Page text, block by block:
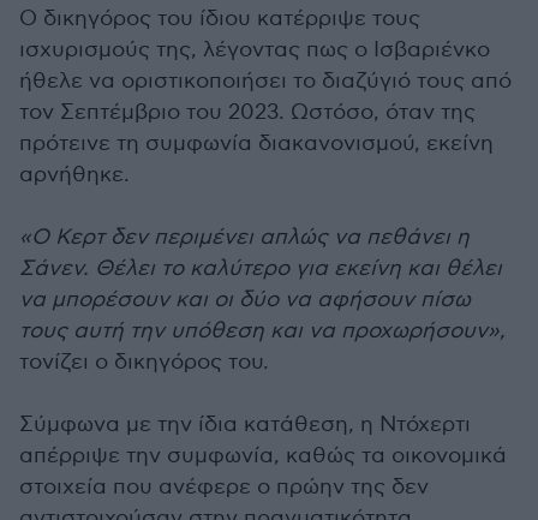
Ο δικηγόρος του ίδιου κατέρριψε τους
ισχυρισμούς της, λέγοντας πως ο Ισβαριένκο
ήθελε να οριστικοποιήσει το διαζύγιό τους από
τον Σεπτέμβριο του 2023. Ωστόσο, όταν της
πρότεινε τη συμφωνία διακανονισμού, εκείνη
αρνήθηκε.
«Ο Κερτ δεν περιμένει απλώς να πεθάνει η
Σάνεν. Θέλει το καλύτερο για εκείνη και θέλει
να μπορέσουν και οι δύο να αφήσουν πίσω
τους αυτή την υπόθεση και να προχωρήσουν»,
τονίζει ο δικηγόρος του.
Σύμφωνα με την ίδια κατάθεση, η Ντόχερτι
απέρριψε την συμφωνία, καθώς τα οικονομικά
στοιχεία που ανέφερε ο πρώην της δεν